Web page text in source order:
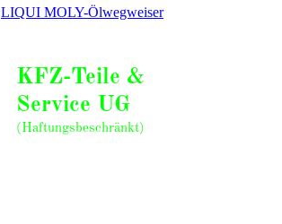
LIQUI MOLY-Ölwegweiser
KFZ-Teile &
Service UG
(Haftungsbeschränkt)